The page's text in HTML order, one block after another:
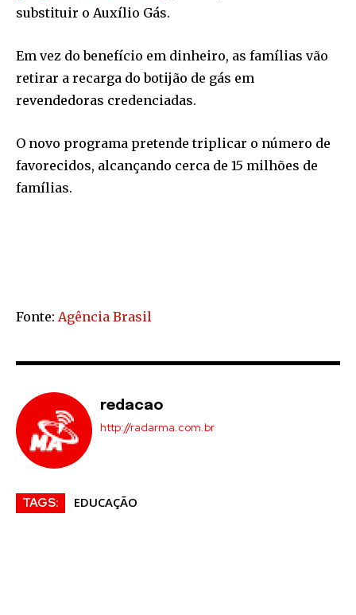
substituir o Auxílio Gás.
Em vez do benefício em dinheiro, as famílias vão
retirar a recarga do botijão de gás em
revendedoras credenciadas.
O novo programa pretende triplicar o número de
favorecidos, alcançando cerca de 15 milhões de
famílias.
Fonte: Agência Brasil
redacao
http://radarma.com.br
TAGS: EDUCAÇÃO